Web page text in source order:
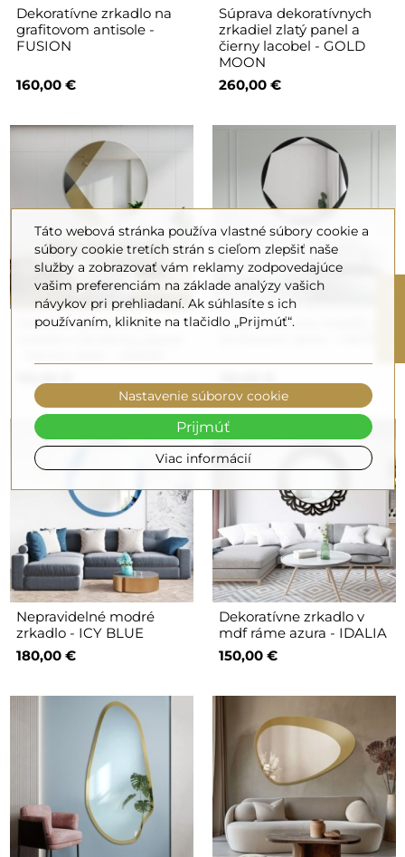
Dekoratívne zrkadlo na
grafitovom antisole -
FUSION
160,00 €
Súprava dekoratívnych
zrkadiel zlatý panel a
čierny lacobel - GOLD
MOON
260,00 €
Okrúhle dekoratívne
Sedemhranné zrkadlo v
Nepravidelné modré
zrkadlo - ICY BLUE
180,00 €
Dekoratívne zrkadlo v
mdf ráme azura - IDALIA
150,00 €
Táto webová stránka používa vlastné súbory cookie a
súbory cookie tretích strán s cieľom zlepšiť naše
služby a zobrazovať vám reklamy zodpovedajúce
vašim preferenciám na základe analýzy vašich
návykov pri prehliadaní. Ak súhlasíte s ich
používaním, kliknite na tlačidlo „Prijmúť“.
Viac informácií
Nastavenie súborov cookie
Prijmúť